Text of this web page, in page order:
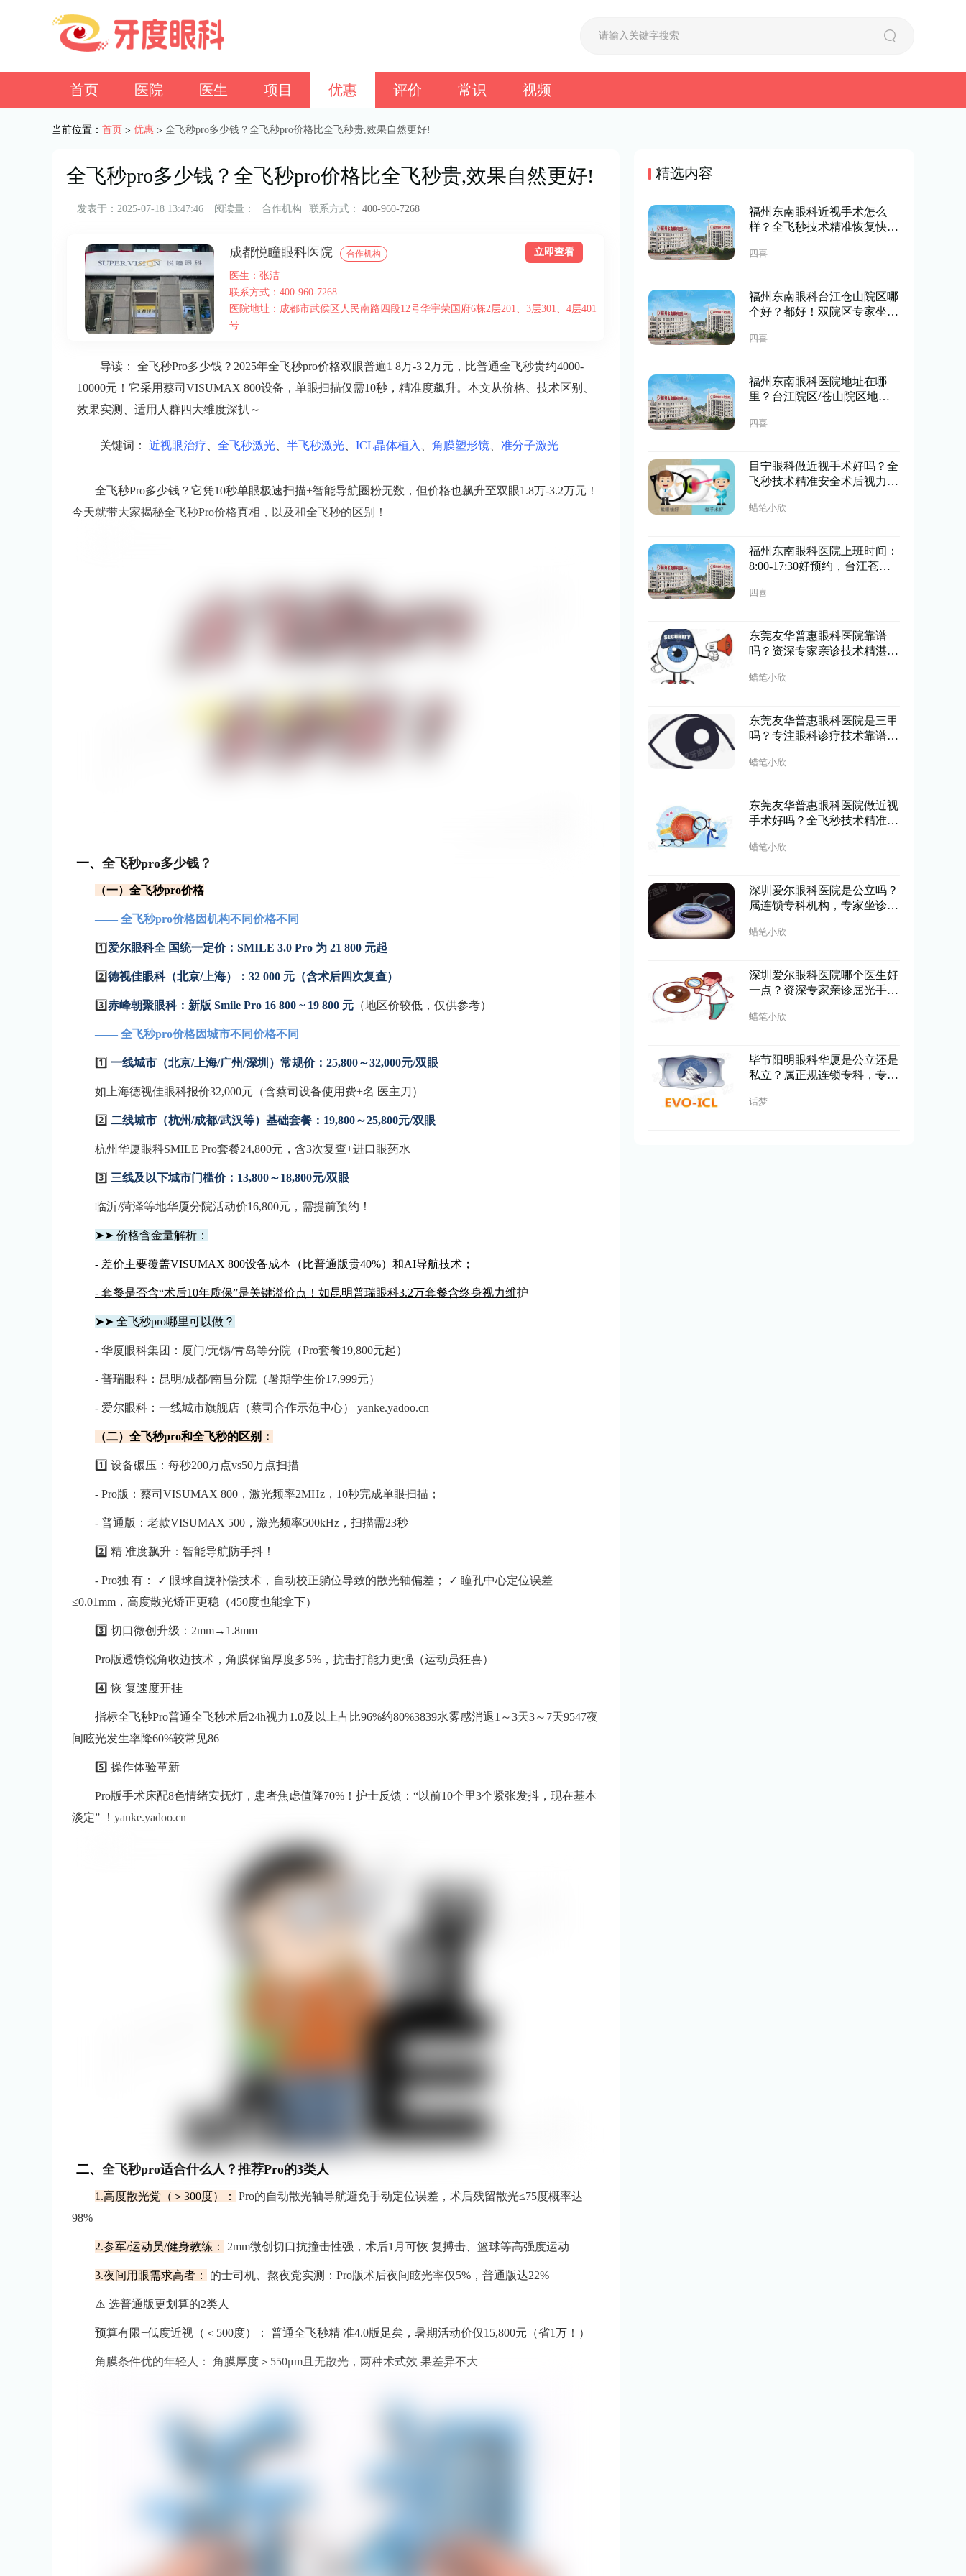
首页 医院 医生 项目 优惠 评价 常识 视频
当前位置： 首页 > 优惠 > 全飞秒pro多少钱？全飞秒pro价格比全飞秒贵,效果自然更好!
全飞秒pro多少钱？全飞秒pro价格比全飞秒贵,效果自然更好!
发表于：2025-07-18 13:47:46 阅读量： 合作机构 联系方式： 400-960-7268
成都悦瞳眼科医院 合作机构 立即查看
医生：张洁
联系方式：400-960-7268
医院地址：成都市武侯区人民南路四段12号华宇荣国府6栋2层201、3层301、4层401
号
导读：
全飞秒Pro多少钱？2025年全飞秒pro价格双眼普遍1 8万-3 2万元，比普通全飞秒贵约4000-
10000元！它采用蔡司VISUMAX 800设备，单眼扫描仅需10秒，精准度飙升。本文从价格、技术区别、
效果实测、适用人群四大维度深扒～
关键词： 近视眼治疗 全飞秒激光 半飞秒激光 ICL晶体植入 角膜塑形镜 准分子激光
全飞秒Pro多少钱？它凭10秒单眼极速扫描+智能导航圈粉无数，但价格也飙升至双眼1.8万-3.2万元！
今天就带大家揭秘全飞秒Pro价格真相，以及和全飞秒的区别！
一、全飞秒pro多少钱？
（一）全飞秒pro价格
—— 全飞秒pro价格因机构不同价格不同
1️⃣ 爱尔眼科全 国统一定价：SMILE 3.0 Pro 为 21 800 元起
2️⃣德视佳眼科（北京/上海）：32 000 元（含术后四次复查）
3️⃣赤峰朝聚眼科：新版 Smile Pro 16 800 ~ 19 800 元 （地区价较低，仅供参考）
—— 全飞秒pro价格因城市不同价格不同
1️⃣ 一线城市（北京/上海/广州/深圳） 常规价：25,800～32,000元/双眼
如上海德视佳眼科报价32,000元（含蔡司设备使用费+名 医主刀）
2️⃣ 二线城市（杭州/成都/武汉等） 基础套餐：19,800～25,800元/双眼
杭州华厦眼科SMILE Pro套餐24,800元，含3次复查+进口眼药水
3️⃣ 三线及以下城市门槛价：13,800～18,800元/双眼
临沂/菏泽等地华厦分院活动价16,800元，需提前预约！
➤➤ 价格含金量解析：
- 差价主要覆盖VISUMAX 800设备成本（比普通版贵40%）和AI导航技术；
- 套餐是否含“术后10年质保”是关键溢价点！如昆明普瑞眼科3.2万套餐含终身视力维护
➤➤ 全飞秒pro哪里可以做？
- 华厦眼科集团：厦门/无锡/青岛等分院（Pro套餐19,800元起）
- 普瑞眼科：昆明/成都/南昌分院（暑期学生价17,999元）
- 爱尔眼科：一线城市旗舰店（蔡司合作示范中心） yanke.yadoo.cn
（二）全飞秒pro和全飞秒的区别：
1️⃣ 设备碾压：每秒200万点vs50万点扫描
- Pro版：蔡司VISUMAX 800，激光频率2MHz，10秒完成单眼扫描；
- 普通版：老款VISUMAX 500，激光频率500kHz，扫描需23秒
2️⃣ 精 准度飙升：智能导航防手抖！
- Pro独 有： ✓ 眼球自旋补偿技术，自动校正躺位导致的散光轴偏差； ✓ 瞳孔中心定位误差
≤0.01mm，高度散光矫正更稳（450度也能拿下）
3️⃣ 切口微创升级：2mm→1.8mm
Pro版透镜锐角收边技术，角膜保留厚度多5%，抗击打能力更强（运动员狂喜）
4️⃣ 恢 复速度开挂
指标全飞秒Pro普通全飞秒术后24h视力1.0及以上占比96%约80%3839水雾感消退1～3天3～7天9547夜
间眩光发生率降60%较常见86
5️⃣ 操作体验革新
Pro版手术床配8色情绪安抚灯，患者焦虑值降70%！护士反馈：“以前10个里3个紧张发抖，现在基本
淡定” ！yanke.yadoo.cn
二、全飞秒pro适合什么人？推荐Pro的3类人
1.高度散光党（＞300度）：
Pro的自动散光轴导航避免手动定位误差，术后残留散光≤75度概率达
98%
2.参军/运动员/健身教练： 2mm微创切口抗撞击性强，术后1月可恢 复搏击、篮球等高强度运动
3.夜间用眼需求高者： 的士司机、熬夜党实测：Pro版术后夜间眩光率仅5%，普通版达22%
⚠️ 选普通版更划算的2类人
预算有限+低度近视（＜500度）： 普通全飞秒精 准4.0版足矣，暑期活动价仅15,800元（省1万！）
角膜条件优的年轻人： 角膜厚度＞550μm且无散光，两种术式效 果差异不大
精选内容
福州东南眼科近视手术怎么
样？全飞秒技术精准恢复快，
四喜
福州东南眼科台江仓山院区哪
个好？都好！双院区专家坐
四喜
福州东南眼科医院地址在哪
里？台江院区/苍山院区地址
四喜
目宁眼科做近视手术好吗？全
飞秒技术精准安全术后视力稳
蜡笔小欣
福州东南眼科医院上班时间：
8:00-17:30好预约，台江苍山
四喜
东莞友华普惠眼科医院靠谱
吗？资深专家亲诊技术精湛，
蜡笔小欣
东莞友华普惠眼科医院是三甲
吗？专注眼科诊疗技术靠谱，
蜡笔小欣
东莞友华普惠眼科医院做近视
手术好吗？全飞秒技术精准恢
蜡笔小欣
深圳爱尔眼科医院是公立吗？
属连锁专科机构，专家坐诊设
蜡笔小欣
深圳爱尔眼科医院哪个医生好
一点？资深专家亲诊屈光手术
蜡笔小欣
毕节阳明眼科华厦是公立还是
私立？属正规连锁专科，专家
话梦